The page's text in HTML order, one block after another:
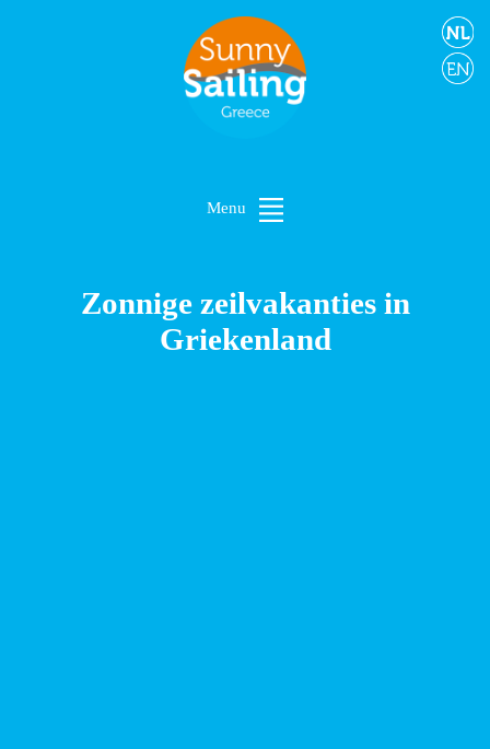
Menu
Zonnige zeilvakanties in
Griekenland